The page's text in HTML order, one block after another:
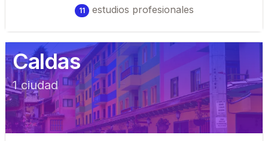
11 estudios profesionales
Caldas
1ciudad